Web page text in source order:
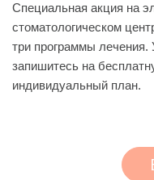
Специальная акция на
стоматологическом
три программы лечения.
запишитесь на
индивидуальный план.